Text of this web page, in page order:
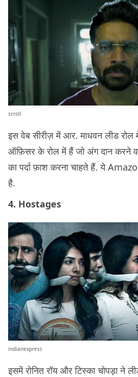
scroll
इस वेब सीरीज़ में आर. माधवन लीड रोल
ऑफ़िसर के रोल में हैं जो अंग दान करने
का पर्दा फ़ाश करना चाहते हैं. ये
है.
4. Hostages
indianexpress
इसमें रोनित रॉय और टिस्का चोपड़ा ने